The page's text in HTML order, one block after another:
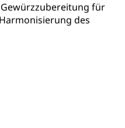
Gewürzzubereitung für
des